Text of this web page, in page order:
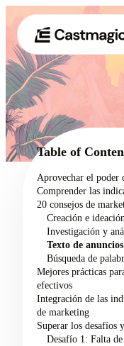
01 Producto
02 Casos
Precios
Acerca
Table of
Aprovechar el poder
Comprender las
20 consejos de
Creación e
Investigación y
Texto de
Búsqueda de
Mejores prácticas
efectivos
Integración de las
de marketing
Superar los desafíos
Desafío 1: Falta